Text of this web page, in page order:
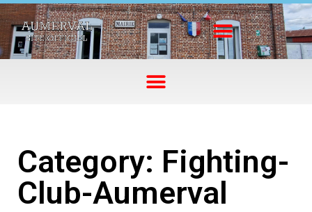
Category: Fighting-
Club-Aumerval